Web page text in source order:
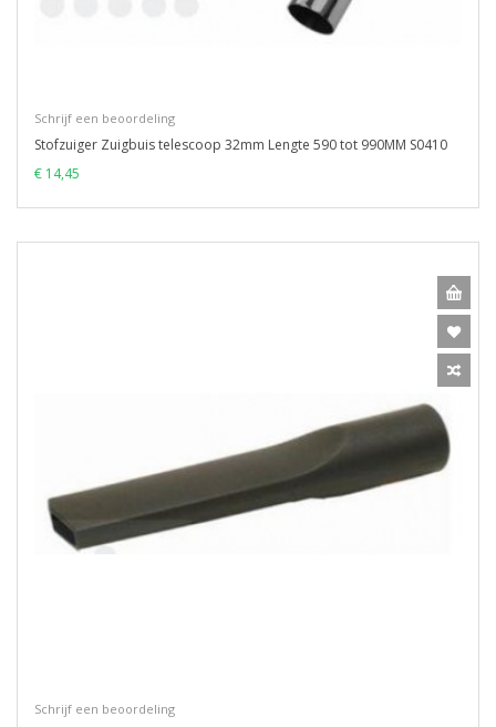
Schrijf een beoordeling
Stofzuiger Zuigbuis telescoop 32mm Lengte 590 tot 990MM S0410
€ 14,45
Schrijf een beoordeling